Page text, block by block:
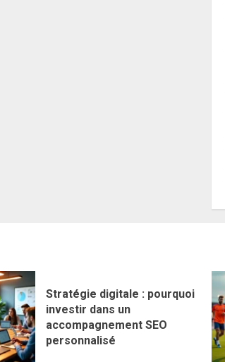
Stratégie digitale : pourquoi
investir dans un
accompagnement SEO
personnalisé